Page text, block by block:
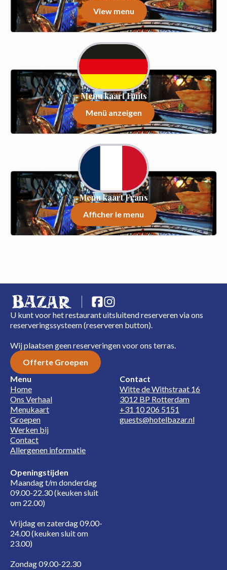
View menu
Menu kaart Duits
Menü anzeigen
Menu kaart Frans
Afficher le menu
U kunt voor het restaurant uitsluitend reserveren via ons
reserveringssysteem (reserveren button).
Wij plaatsen geen reserveringen voor ons terras.
Offerte Groepen
Menu
Home
Ons Verhaal
Menukaart
Groepen
Werken bij
Contact
Allergenen informatie
Contact
Witte de Withstraat 16
3012 BP Rotterdam
+31 10 206 5151
guests@hotelbazar.nl
Openingstijden
Maandag t/m donderdag
09.00-22.30 (keuken sluit
om 22.00)
Vrijdag en zaterdag 09.00-
24.00 (keuken sluit om
23.00)
Zondag 09.00-22.30